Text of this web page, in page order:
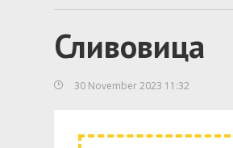
Сливовица
30 November 2023 11:32